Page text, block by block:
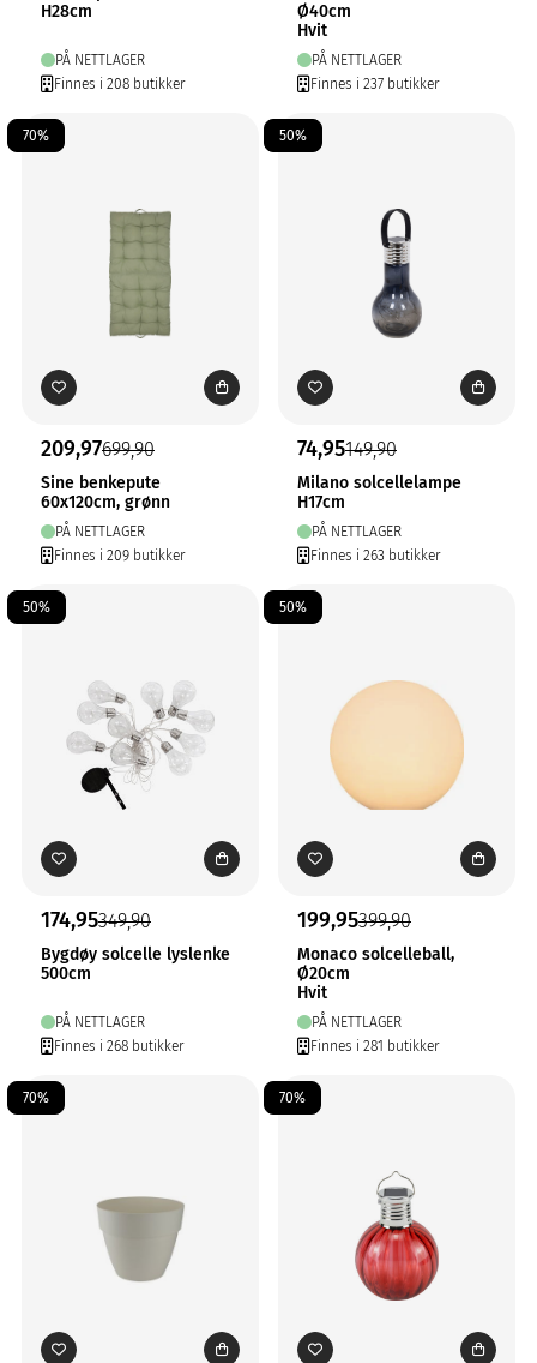
H28cm
PÅ NETTLAGER
Finnes i 208 butikker
Ø40cm
Hvit
PÅ NETTLAGER
Finnes i 237 butikker
70%
209,97699,90
Sine benkepute
60x120cm, grønn
PÅ NETTLAGER
Finnes i 209 butikker
50%
74,95149,90
Milano solcellelampe
H17cm
PÅ NETTLAGER
Finnes i 263 butikker
50%
174,95349,90
Bygdøy solcelle lyslenke
500cm
PÅ NETTLAGER
Finnes i 268 butikker
50%
199,95399,90
Monaco solcelleball,
Ø20cm
Hvit
PÅ NETTLAGER
Finnes i 281 butikker
70% 70%